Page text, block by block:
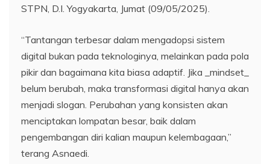
STPN, D.I. Yogyakarta, Jumat (09/05/2025).
“Tantangan terbesar dalam mengadopsi sistem
digital bukan pada teknologinya, melainkan pada pola
pikir dan bagaimana kita biasa adaptif. Jika _mindset_
belum berubah, maka transformasi digital hanya akan
menjadi slogan. Perubahan yang konsisten akan
menciptakan lompatan besar, baik dalam
pengembangan diri kalian maupun kelembagaan,”
terang Asnaedi.